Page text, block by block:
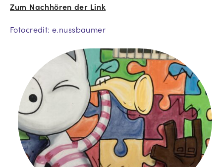
Zum Nachhören der Link
Fotocredit: e.nussbaumer